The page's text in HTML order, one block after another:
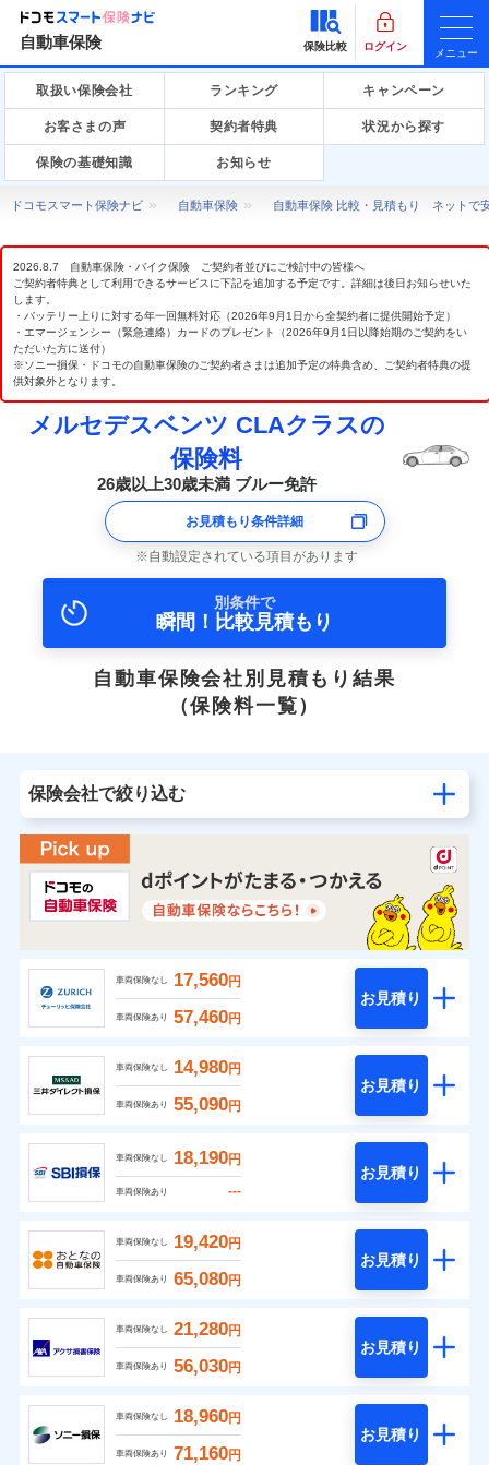
自動車保険 保険比較 ログイン
メニュー
取扱い保険会社 ランキング キャンペーン
お客さまの声 契約者特典 状況から探す
保険の基礎知識 お知らせ
ドコモスマート保険ナビ 自動車保険 自動車保険 比較・見積もり ネットで
2026.8.7 自動車保険・バイク保険 ご契約者並びにご検討中の皆様へ
ご契約者特典として利用できるサービスに下記を追加する予定です。詳細は後日お知らせいた
します。
・バッテリー上りに対する年一回無料対応（2026年9月1日から全契約者に提供開始予定）
・エマージェンシー（緊急連絡）カードのプレゼント（2026年9月1日以降始期のご契約をい
ただいた方に送付）
※ソニー損保・ドコモの自動車保険のご契約者さまは追加予定の特典含め、ご契約者特典の提
供対象外となります。
メルセデスベンツ CLAクラスの
保険料
26歳以上30歳未満 ブルー免許
お見積もり条件詳細
自動設定されている項目があります
別条件で
瞬間！比較見積もり
自動車保険会社別見積もり結果
（保険料一覧）
保険会社で絞り込む
車両保険なし 17,560円
車両保険あり 57,460円
お見積り
車両保険なし 14,980円
車両保険あり 55,090円
お見積り
車両保険なし 18,190円
車両保険あり ---
お見積り
車両保険なし 19,420円
車両保険あり 65,080円
お見積り
車両保険なし 21,280円
車両保険あり 56,030円
お見積り
車両保険なし 18,960円
車両保険あり 71,160円
お見積り